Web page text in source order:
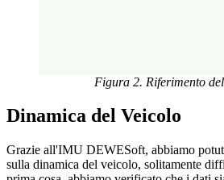
Figura 2. Riferimento
Dinamica del Veicolo
Grazie all'IMU DEWESoft, abbiamo
sulla dinamica del veicolo, solitamente